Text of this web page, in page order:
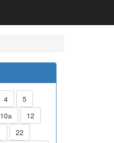
4
5
10а
12
22